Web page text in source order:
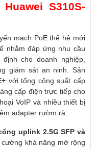
S310S-
mạch PoE thế hệ mới
nhằm đáp ứng nhu cầu
cho doanh nghiệp,
giám sát an ninh. Sản
với tổng công suất cấp
cấp điện trực tiếp cho
VoIP và nhiều thiết bị
adapter rườm rà.
uplink 2.5G SFP và
khả năng mở rộng